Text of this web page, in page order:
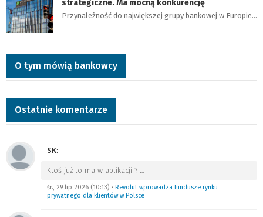
strategiczne. Ma mocną konkurencję
Przynależność do największej grupy bankowej w Europie…
O tym mówią bankowcy
Ostatnie komentarze
SK:
Ktoś już to ma w aplikacji ? …
śr., 29 lip 2026 (10:13) • Revolut wprowadza fundusze rynku
prywatnego dla klientów w Polsce